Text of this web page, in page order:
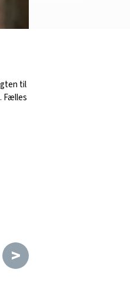
til
Fælles
>